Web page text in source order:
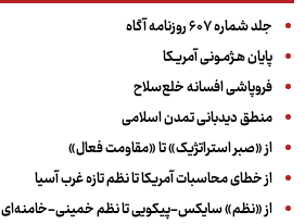
جلد شماره ۶۰۷ روزنامه آگاه
پایان هـژمـونی آمریـکا
فروپاشی افسانه خلع‌سلاح
منطق دیدبانی تمدن اسلامی
از «صبر استراتژیک» تا «مقاومت فعال»
از خطای محاسبات آمریکا تا نظم تازه غرب آسیا
از «نظم» سایکس-پیکویی تا نظم خمینی-خامنه‌ای